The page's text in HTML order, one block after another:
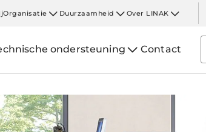
Organisatie Duurzaamheid Over LINAK
ondersteuning Contact